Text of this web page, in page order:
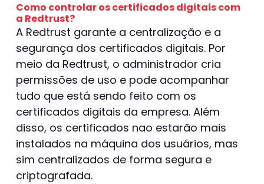
Como controlar os certificados digitais com
a Redtrust?
A Redtrust garante a centralização e a
segurança dos certificados digitais. Por
meio da Redtrust, o administrador cria
permissões de uso e pode acompanhar
tudo que está sendo feito com os
certificados digitais da empresa. Além
disso, os certificados nao estarão mais
instalados na máquina dos usuários, mas
sim centralizados de forma segura e
criptografada.